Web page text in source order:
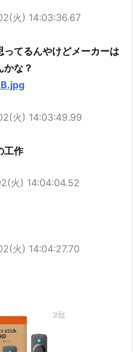
火) 14:03:36.67
てるんやけどメーカーは
かな？
火) 14:03:49.99
工作
火) 14:04:04.52
火) 14:04:27.70
2位